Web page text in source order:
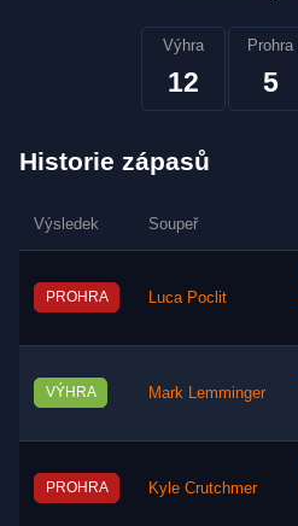
Výhra
12
Prohra
5
Historie zápasů
Výsledek Soupeř
PROHRA Luca Poclit
VÝHRA Mark Lemminger
PROHRA Kyle Crutchmer